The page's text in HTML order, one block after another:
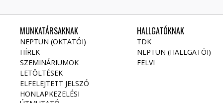
MUNKATÁRSAKNAK
NEPTUN (OKTATÓI)
HÍREK
SZEMINÁRIUMOK
LETÖLTÉSEK
ELFELEJTETT JELSZÓ
HONLAPKEZELÉSI
HALLGATÓKNAK
TDK
NEPTUN (HALLGATÓI)
FELVI